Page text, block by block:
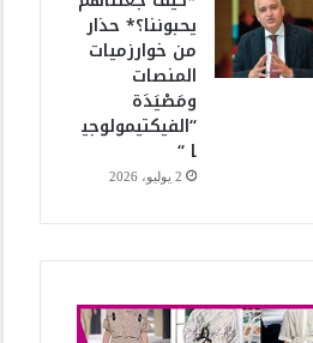
يحبوننا؟* حذار
من خوارزميات
المنصات
ومَصْيَدَة
“الفيكتيمولوجي
ا “
2 يوليو، 2026